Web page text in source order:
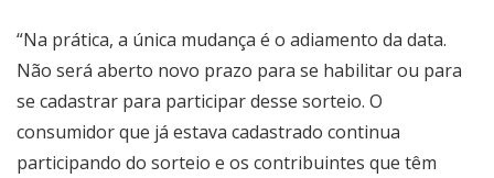
“Na prática, a única mudança é o adiamento da data.
Não será aberto novo prazo para se habilitar ou para
se cadastrar para participar desse sorteio. O
consumidor que já estava cadastrado continua
participando do sorteio e os contribuintes que têm